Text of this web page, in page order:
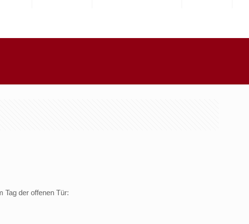
Tag der offenen Tür: